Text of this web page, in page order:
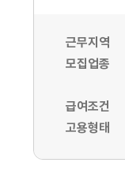
근무지역
모집업종
급여조건
고용형태